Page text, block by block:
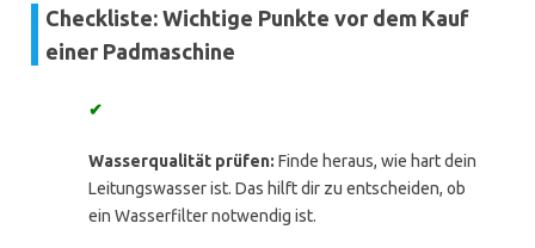
Checkliste: Wichtige Punkte vor dem Kauf
einer Padmaschine
✔
Wasserqualität prüfen: Finde heraus, wie hart dein
Leitungswasser ist. Das hilft dir zu entscheiden, ob
ein Wasserfilter notwendig ist.